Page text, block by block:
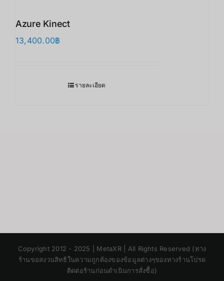
Azure Kinect
13,400.00฿
รายละเอียด
Copyright 2012 - 2025 | MetaXR | All Rights Reserved (ทาง
ร้านขอสงวนสิทธิในความถูกต้องของข้อมูลต่างๆของทางร้านโปรด
ติดต่อร้านก่อนดำเนินการสั่งซื้อ)Chinese